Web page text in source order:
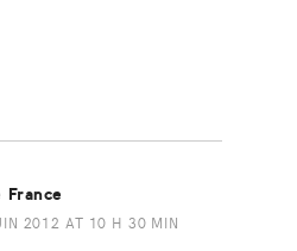
France
2012 AT 10 H 30 MIN